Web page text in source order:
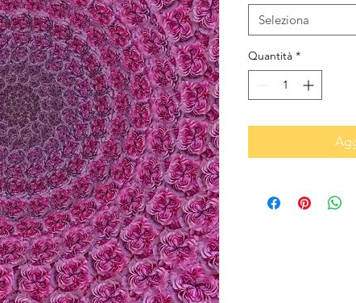
Seleziona
Quantità *